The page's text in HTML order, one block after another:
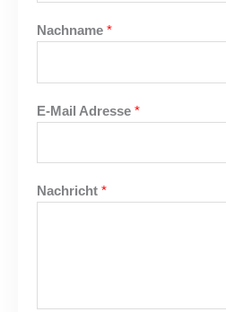
Nachname *
E-Mail Adresse *
Nachricht *